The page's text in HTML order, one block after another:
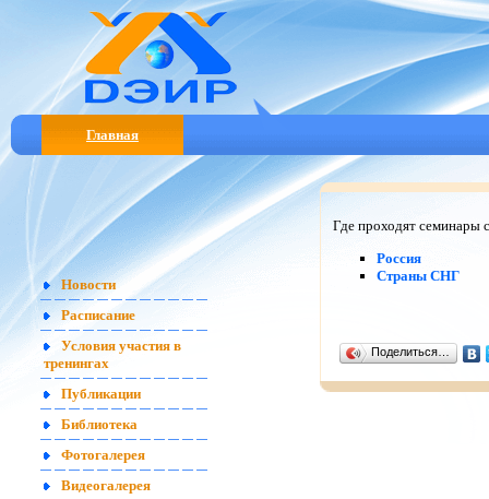
Главная
Новости
Расписание
Условия участия в
тренингах
Публикации
Библиотека
Фотогалерея
Видеогалерея
Где проходят
Россия
Страны СНГ
Поделиться…